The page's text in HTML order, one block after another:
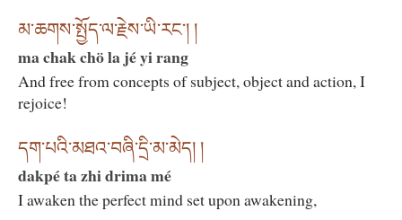
མ་ཆགས་སྤྱོད་ལ་རྗེས་ཡི་རང་། །
ma chak chö la jé yi rang
And free from concepts of subject, object and action, I
rejoice!
དག་པའི་མཐའ་བཞི་དྲི་མ་མེད། །
dakpé ta zhi drima mé
I awaken the perfect mind set upon awakening,